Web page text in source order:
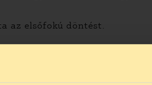
az elsőfokú döntést.